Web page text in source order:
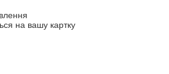
на вашу картку